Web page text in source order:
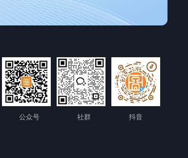
公众号
社群 抖音